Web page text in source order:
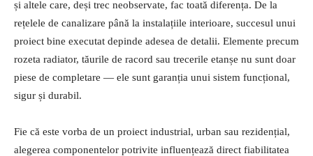
și altele care, deși trec neobservate, fac toată diferența. De la
rețelele de canalizare până la instalațiile interioare, succesul unui
proiect bine executat depinde adesea de detalii. Elemente precum
rozeta radiator, tăurile de racord sau trecerile etanșe nu sunt doar
piese de completare — ele sunt garanția unui sistem funcțional,
sigur și durabil.
Fie că este vorba de un proiect industrial, urban sau rezidențial,
alegerea componentelor potrivite influențează direct fiabilitatea